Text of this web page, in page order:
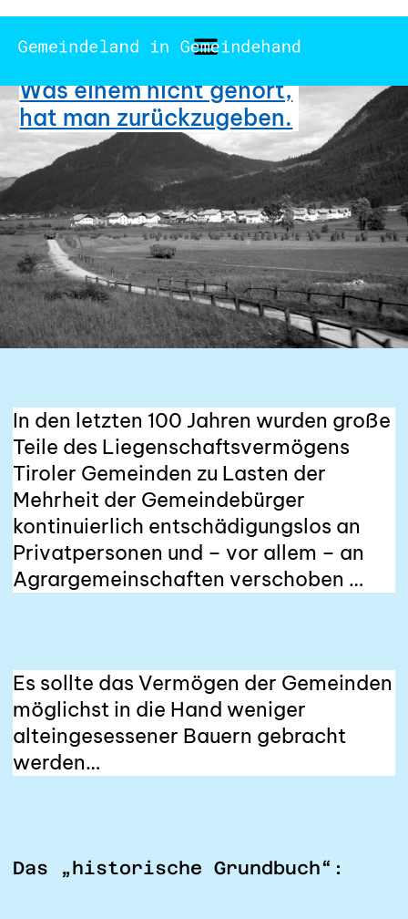
Was einem nicht gehört,
hat man zurückzugeben.​
In den letzten 100 Jahren wurden große
Teile des Liegenschafts­vermögens
Tiroler Gemeinden zu Lasten der
Mehrheit der Gemeindebürger
kontinuierlich entschädigungs­los an
Privatpersonen und – vor allem – an
Agrar­gemeinschaften verschoben …
Es sollte das Vermögen der Gemeinden
möglichst in die Hand weniger
alteingesessener Bauern gebracht
werden…
Das „historische Grundbuch“: